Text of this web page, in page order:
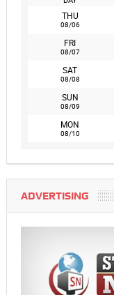
THU
08/06
FRI
08/07
SAT
08/08
SUN
08/09
MON
08/10
ADVERTISING